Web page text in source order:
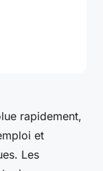
rapidement,
et
Les